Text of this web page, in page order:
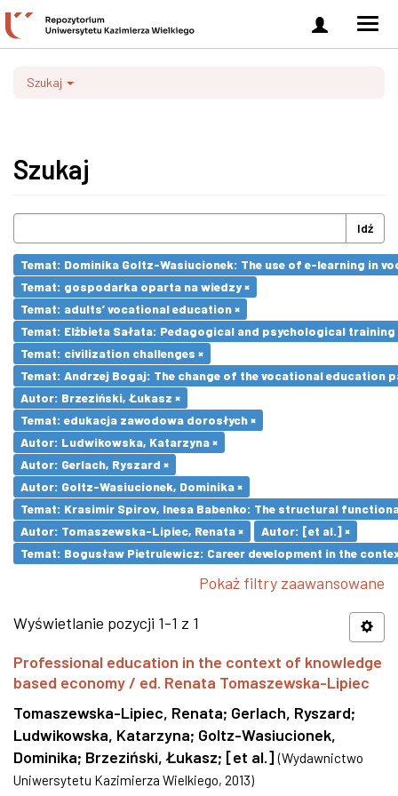
Zaloguj
się
Szukaj
Szukaj
Idź
Temat: Dominika Goltz-Wasiucionek: The use of e-learning in
Temat: gospodarka oparta na wiedzy ×
Temat: adults’ vocational education ×
Temat: Elżbieta Sałata: Pedagogical and psychological
Temat: civilization challenges ×
Temat: Andrzej Bogaj: The change of the vocational education
Autor: Brzeziński, Łukasz ×
Temat: edukacja zawodowa dorosłych ×
Autor: Ludwikowska, Katarzyna ×
Autor: Gerlach, Ryszard ×
Autor: Goltz-Wasiucionek, Dominika ×
Temat: Krasimir Spirov, Inesa Babenko: The structural
Autor: Tomaszewska-Lipiec, Renata ×
Autor: [et al.] ×
Temat: Bogusław Pietrulewicz: Career development in the
Pokaż filtry zaawansowane
Wyświetlanie pozycji 1-1 z 1
Professional education in the context of knowledge
based economy / ed. Renata Tomaszewska-Lipiec
Tomaszewska-Lipiec, Renata; Gerlach, Ryszard;
Ludwikowska, Katarzyna; Goltz-Wasiucionek,
Dominika; Brzeziński, Łukasz; [et al.] (Wydawnictwo
Uniwersytetu Kazimierza Wielkiego, 2013)